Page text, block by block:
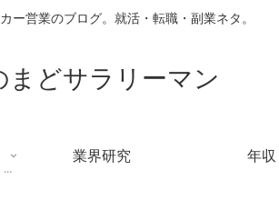
ー営業のブログ。就活・転職・副業ネタ。
まどサラリーマン
就職活動に必要な志望動機・メールマナー・業界研究などに役立つ知識を公開するページ。
業界研究 年収